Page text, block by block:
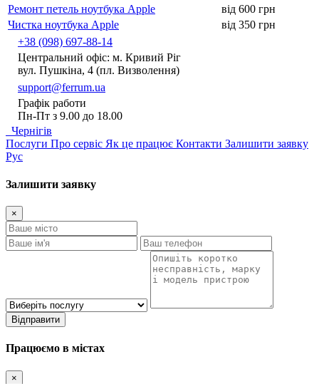
Ремонт петель ноутбука Apple
від 600 грн
Чистка ноутбука Apple
від 350 грн
+38 (098) 697-88-14
Центральний офіс: м. Кривий Ріг
вул. Пушкіна, 4 (пл. Визволення)
support@ferrum.ua
Графік работи
Пн-Пт з 9.00 до 18.00
Чернігів
Послуги Про сервіс Як це працює Контакти Залишити заявку
Рус
Залишити заявку
×
Відправити
Працюємо в містах
×